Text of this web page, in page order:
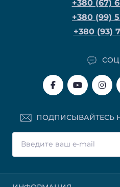
+380 (67)
+380 (99)
+380 (93)
СОЦ
ПОДПИСЫВАЙТЕСЬ